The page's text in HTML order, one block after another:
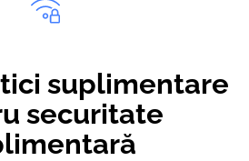
suplimentare
securitate